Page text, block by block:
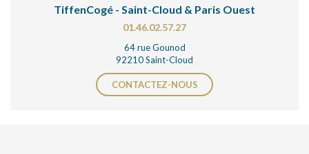
TiffenCogé - Saint-Cloud & Paris Ouest
01.46.02.57.27
64 rue Gounod
92210 Saint-Cloud
CONTACTEZ-NOUS